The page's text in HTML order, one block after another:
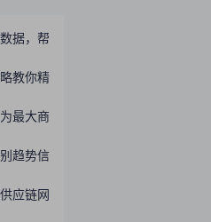
据，帮
教你精
最大商
趋势信
应链网